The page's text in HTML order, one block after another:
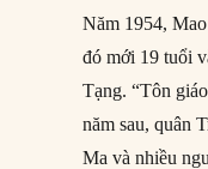
Năm 1954,
đó mới 19 tuổi
Tạng. “Tôn
năm sau, quân
Ma và nhiều